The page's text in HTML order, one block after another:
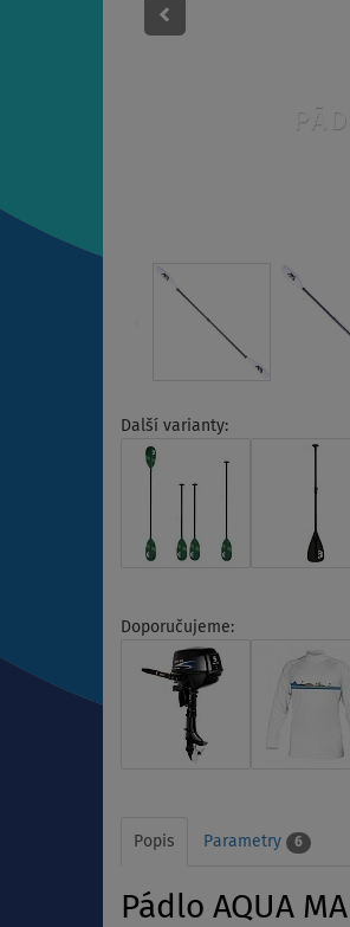
Další varianty:
Doporučujeme:
Popis Parametry 6
Pádlo AQUA